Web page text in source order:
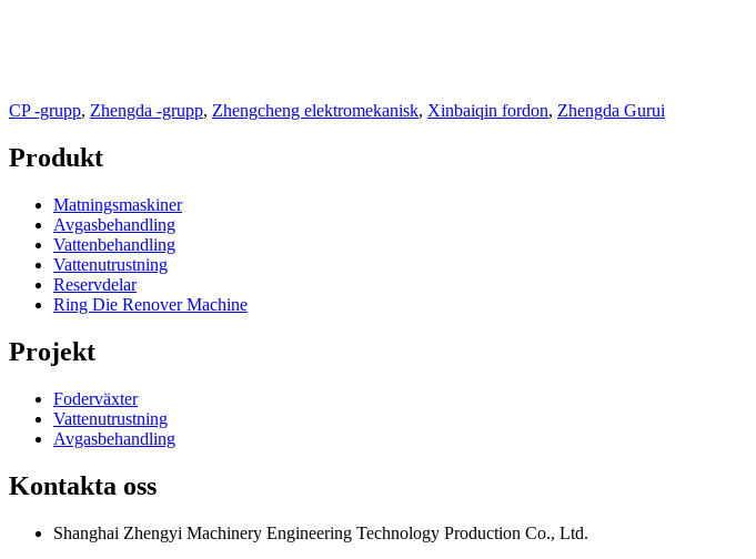
CP -grupp, Zhengda -grupp, Zhengcheng elektromekanisk, Xinbaiqin fordon, Zhengda Gurui
Produkt
Matningsmaskiner
Avgasbehandling
Vattenbehandling
Vattenutrustning
Reservdelar
Ring Die Renover Machine
Projekt
Foderväxter
Vattenutrustning
Avgasbehandling
Kontakta oss
Shanghai Zhengyi Machinery Engineering Technology Production Co., Ltd.